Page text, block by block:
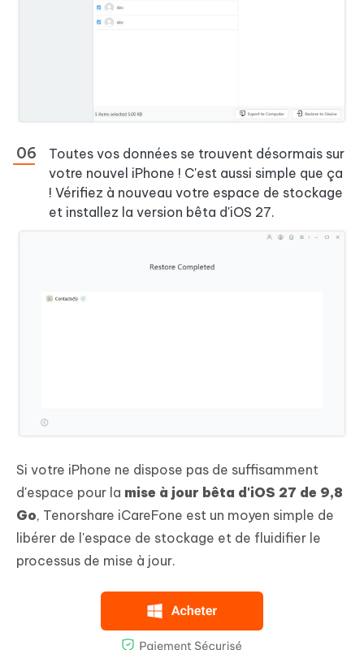
Toutes vos données se trouvent désormais sur
votre nouvel iPhone ! C'est aussi simple que ça
! Vérifiez à nouveau votre espace de stockage
et installez la version bêta d'iOS 27.
Si votre iPhone ne dispose pas de suffisamment
d'espace pour la mise à jour bêta d'iOS 27 de 9,8
Go, Tenorshare iCareFone est un moyen simple de
libérer de l'espace de stockage et de fluidifier le
processus de mise à jour.